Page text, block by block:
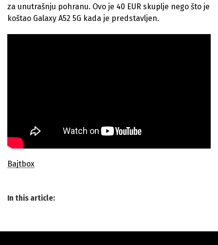
za unutrašnju pohranu. Ovo je 40 EUR skuplje nego što je
koštao Galaxy A52 5G kada je predstavljen.
Bajtbox
In this article: